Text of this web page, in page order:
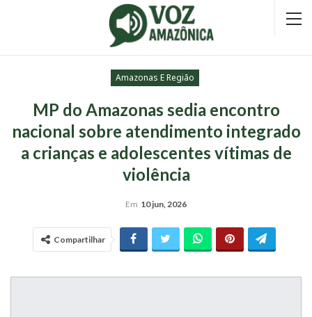
Amazonas E Região
MP do Amazonas sedia encontro
nacional sobre atendimento integrado
a crianças e adolescentes vítimas de
violência
Em 10 jun, 2026
Compartilhar